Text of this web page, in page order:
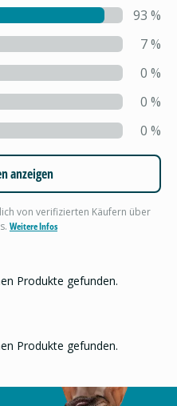
93 %
7%
0 %
0 %
0 %
anzeigen
von verifizierten Käufern über
Weitere Infos
Produkte gefunden.
Produkte gefunden.